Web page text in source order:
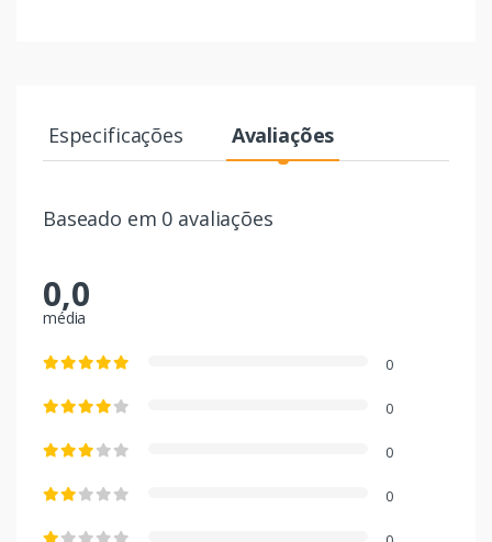
Especificações Avaliações
Baseado em 0 avaliações
0,0
média
0
0
0
0